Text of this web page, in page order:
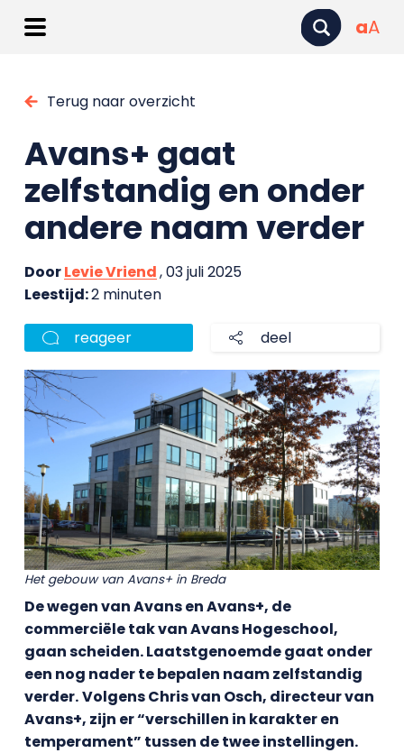
aA
Terug naar overzicht
Avans+ gaat
zelfstandig en onder
andere naam verder
DoorLevie Vriend, 03 juli 2025
Leestijd:2 minuten
reageer deel
Het gebouw van Avans+ in Breda
De wegen van Avans en Avans+, de
commerciële tak van Avans Hogeschool,
gaan scheiden. Laatstgenoemde gaat onder
een nog nader te bepalen naam zelfstandig
verder.Volgens Chris van Osch, directeur van
Avans+, zijn er “verschillen in karakter en
temperament” tussen de twee instellingen.